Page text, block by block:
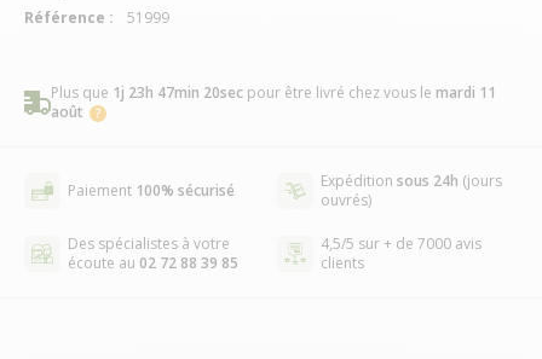
Plus que 1j 23h 47min 20sec pour être livré chez vous le mardi 11
août
Paiement 100% sécurisé Expédition sous 24h (jours
ouvrés)
Des spécialistes à votre
écoute au 02 72 88 39 85
4,5/5 sur + de 7000 avis
clients
Référence :
51999